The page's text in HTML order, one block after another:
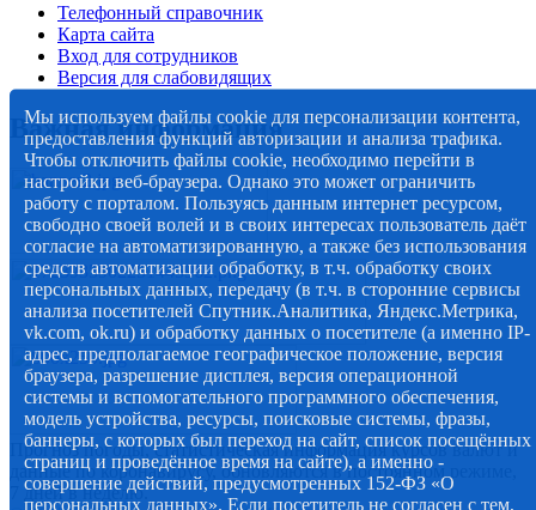
Телефонный справочник
Карта сайта
Вход для сотрудников
Версия для слабовидящих
Важная информация
Прогноз погоды, статистическая информация курсов валют и
данные по коронавирусу, обновляются в постоянном режиме,
7 дней в неделю.
Мы используем файлы cookie для персонализации контента,
предоставления функций авторизации и анализа трафика.
Чтобы отключить файлы cookie, необходимо перейти в
настройки веб-браузера. Однако это может ограничить
работу с порталом. Пользуясь данным интернет ресурсом,
свободно своей волей и в своих интересах пользователь даёт
согласие на автоматизированную, а также без использования
средств автоматизации обработку, в т.ч. обработку своих
персональных данных, передачу (в т.ч. в сторонние сервисы
анализа посетителей Спутник.Аналитика, Яндекс.Метрика,
vk.com, ok.ru) и обработку данных о посетителе (а именно IP-
адрес, предполагаемое географическое положение, версия
браузера, разрешение дисплея, версия операционной
системы и вспомогательного программного обеспечения,
модель устройства, ресурсы, поисковые системы, фразы,
баннеры, с которых был переход на сайт, список посещённых
страниц и проведённое время на сайте), а именно -
совершение действий, предусмотренных 152-ФЗ «О
персональных данных». Если посетитель не согласен с тем,